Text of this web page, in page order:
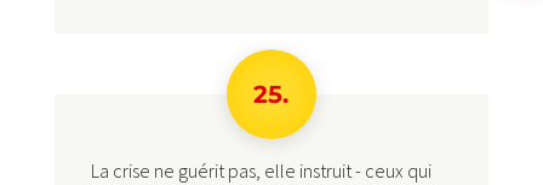
25.
La crise ne guérit pas, elle instruit - ceux qui